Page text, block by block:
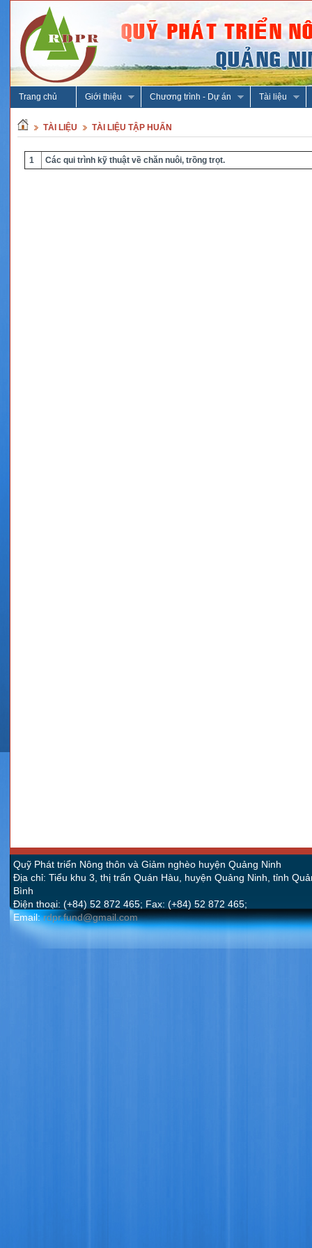
Trang chủ Giới thiệu Chương trình - Dự án Tài liệu
TÀI LIỆU TÀI LIỆU TẬP HUẤN
1 Các qui trình kỹ thuật về chăn nuôi, trồng trọt.
Quỹ Phát triển Nông thôn và Giảm nghèo huyện Quảng Ninh
Địa chỉ: Tiểu khu 3, thị trấn Quán Hàu, huyện Quảng Ninh, tỉnh
Bình
Điện thoại: (+84) 52 872 465; Fax: (+84) 52 872 465;
Email:rdpr.fund@gmail.com